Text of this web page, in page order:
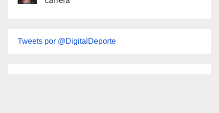
Tweets por @DigitalDeporte